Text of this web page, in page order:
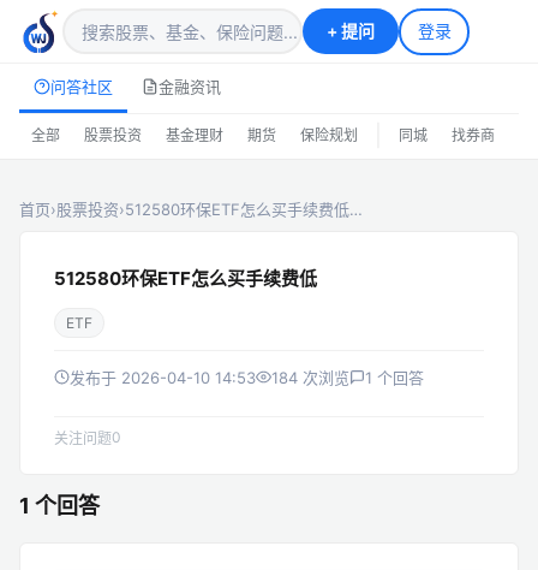
+提问 登录
问答社区 金融资讯
全部 股票投资 基金理财 期货 保险规划 同城 找券商
首页›股票投资›512580环保ETF怎么买手续费低…
512580环保ETF怎么买手续费低
ETF
发布于 2026-04-10 14:53 184 次浏览 1 个回答
关注问题0
1 个回答